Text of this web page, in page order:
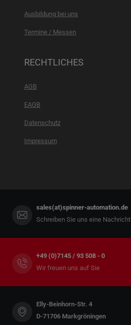
Ausbildung bei uns
Termine / Messen
RECHTLICHES
AGB
EAGB
Datenschutz
Impressum
sales(at)spinner-automation.de
Schreiben Sie uns eine Nachricht
+49 (0)7145 / 93 508 - 0
Wir freuen uns auf Sie
Elly-Beinhorn-Str. 4
D-71706 Markgröningen